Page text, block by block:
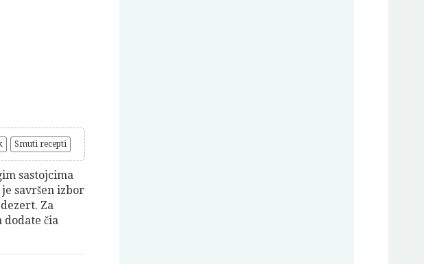
Smuti recepti
sastojcima
savršen izbor
Za
dodate čia